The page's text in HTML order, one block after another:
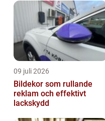
09 juli 2026
Bildekor som rullande
reklam och effektivt
lackskydd